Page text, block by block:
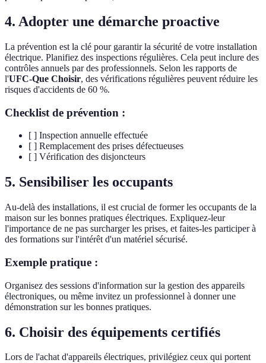
4. Adopter une démarche proactive
La prévention est la clé pour garantir la sécurité de votre installation
électrique. Planifiez des inspections régulières. Cela peut inclure des
contrôles annuels par des professionnels. Selon les rapports de
l'UFC-Que Choisir, des vérifications régulières peuvent réduire les
risques d'accidents de 60 %.
Checklist de prévention :
[ ] Inspection annuelle effectuée
[ ] Remplacement des prises défectueuses
[ ] Vérification des disjoncteurs
5. Sensibiliser les occupants
Au-delà des installations, il est crucial de former les occupants de la
maison sur les bonnes pratiques électriques. Expliquez-leur
l'importance de ne pas surcharger les prises, et faites-les participer à
des formations sur l'intérêt d'un matériel sécurisé.
Exemple pratique :
Organisez des sessions d'information sur la gestion des appareils
électroniques, ou même invitez un professionnel à donner une
démonstration sur les bonnes pratiques.
6. Choisir des équipements certifiés
Lors de l'achat d'appareils électriques, privilégiez ceux qui portent